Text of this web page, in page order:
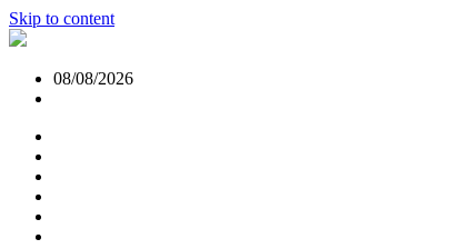
Skip to content
08/08/2026